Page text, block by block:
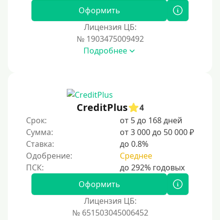
На карту с нулевым балансом
На дебетовую карту
На кредитную карту
На виртуальную карту
На неименную карту
На именную карту
На зарплатную карту
На чужую карту без отказа
Оформить
Лицензия ЦБ:
№ 1903475009492
Подробнее
CreditPlus
4
Срок:
от 5 до 168 дней
Сумма:
от 3 000 до 50 000 ₽
Ставка:
до 0.8%
Одобрение:
Среднее
Оформить
Лицензия ЦБ:
№ 651503045006452